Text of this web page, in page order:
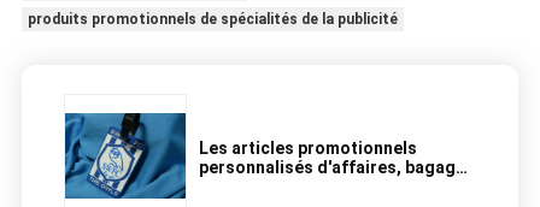
produits promotionnels de spécialités de la publicité
Les articles promotionnels
personnalisés d'affaires, bagage